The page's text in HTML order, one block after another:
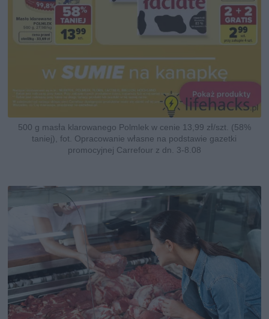
500 g masła klarowanego Polmlek w cenie 13,99 zł/szt. (58%
taniej), fot. Opracowanie własne na podstawie gazetki
promocyjnej Carrefour z dn. 3-8.08